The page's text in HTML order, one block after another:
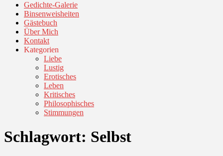
Gedichte-Galerie
Binsenweisheiten
Gästebuch
Über Mich
Kontakt
Kategorien
Liebe
Lustig
Erotisches
Leben
Kritisches
Philosophisches
Stimmungen
Schlagwort: Selbst